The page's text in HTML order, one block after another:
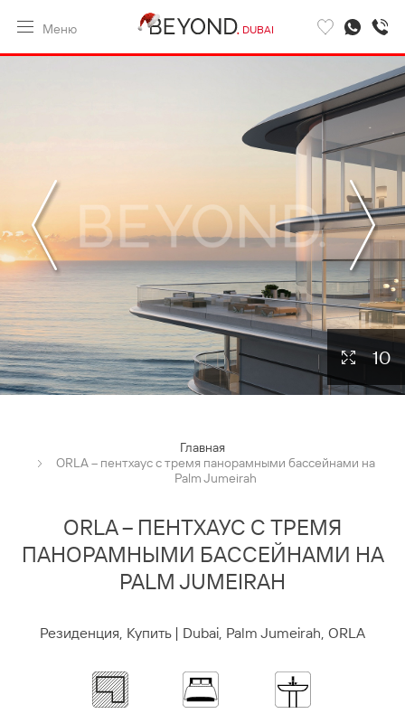
Меню DUBAI
10
Главная
ORLA – пентхаус с тремя панорамными бассейнами на
Palm Jumeirah
ORLA – ПЕНТХАУС С ТРЕМЯ
ПАНОРАМНЫМИ БАССЕЙНАМИ НА
PALM JUMEIRAH
Резиденция, Купить | Dubai, Palm Jumeirah, ORLA